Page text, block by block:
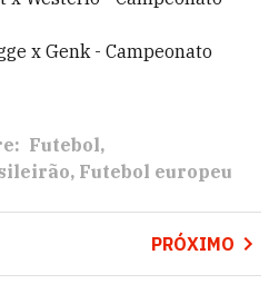
x Genk - Campeonato
Futebol
Futebol europeu
PRÓXIMO